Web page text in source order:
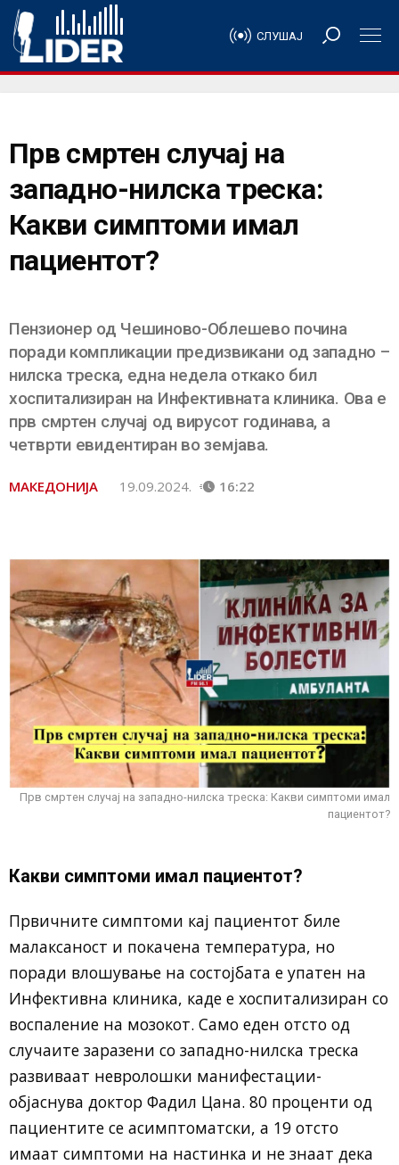
СЛУШАЈ
Прв смртен случај на
западно-нилска треска:
Какви симптоми имал
пациентот?
Пензионер од Чешиново-Облешево почина
поради компликации предизвикани од западно –
нилска треска, една недела откако бил
хоспитализиран на Инфективната клиника. Ова е
прв смртен случај од вирусот годинава, а
четврти евидентиран во земјава.
МАКЕДОНИЈА 19.09.2024. 16:22
Прв смртен случај на западно-нилска треска: Какви симптоми имал
пациентот?
Какви симптоми имал пациентот?
Првичните симптоми кај пациентот биле
малаксаност и покачена температура, но
поради влошување на состојбата е упатен на
Инфективна клиника, каде е хоспитализиран со
воспаление на мозокот. Само еден отсто од
случаите заразени со западно-нилска треска
развиваат невролошки манифестации-
објаснува доктор Фадил Цана. 80 проценти од
пациентите се асимптоматски, а 19 отсто
имаат симптоми на настинка и не знаат дека